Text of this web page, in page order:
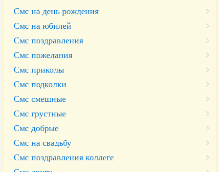
Смс на день рождения
Смс на юбилей
Смс поздравления
Смс пожелания
Смс приколы
Смс подколки
Смс смешные
Смс грустные
Смс добрые
Смс на свадьбу
Смс поздравления коллеге